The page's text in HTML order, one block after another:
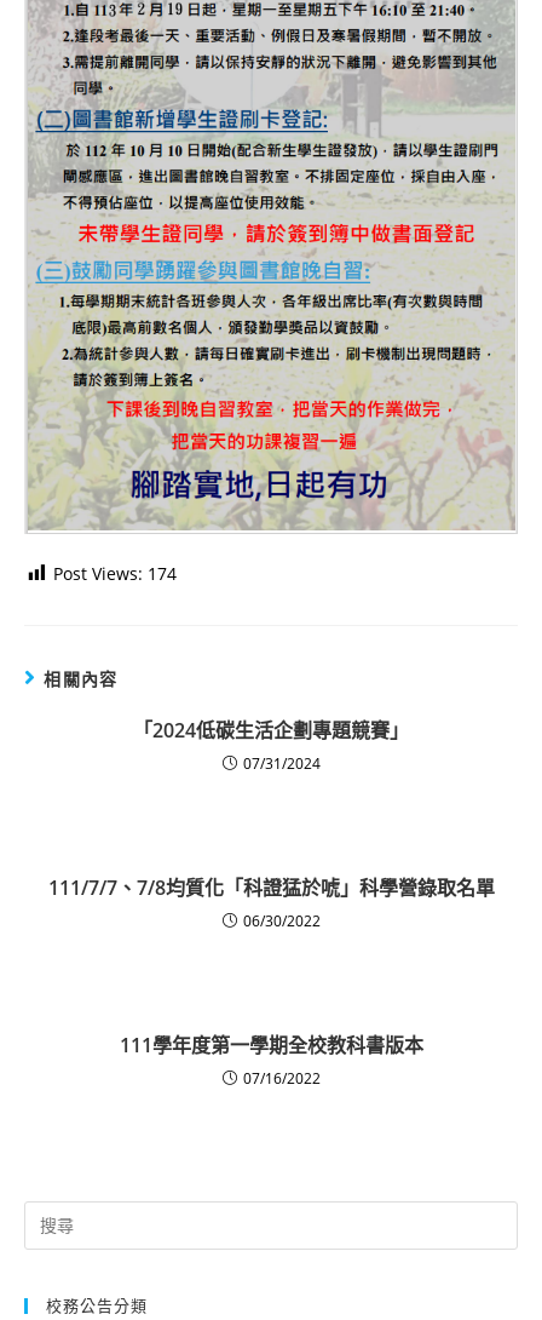
Post Views: 174
相關內容
「2024低碳生活企劃專題競賽」
07/31/2024
111/7/7、7/8均質化「科證猛於唬」科學營錄取名單
06/30/2022
111學年度第一學期全校教科書版本
07/16/2022
Search
for:
校務公告分類